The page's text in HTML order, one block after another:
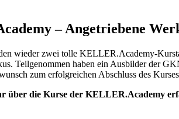
– Angetriebene
wieder zwei tolle KELLER.Academy-
Teilgenommen haben ein Ausbilder der
zum erfolgreichen Abschluss des
über die Kurse der KELLER.Academy